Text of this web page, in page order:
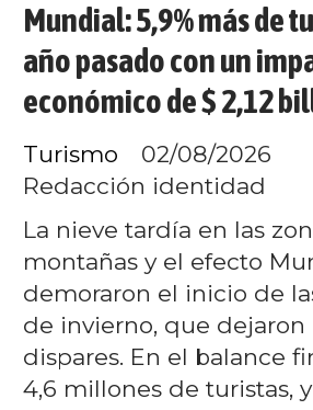
Mundial: 5,9% más de
año pasado con un
económico de $ 2,12
Redacción identidad
Turismo 02/08/2026
La nieve tardía en las
montañas y el efecto
demoraron el inicio de
de invierno, que dejaron
dispares. En el balance
4,6 millones de turistas,